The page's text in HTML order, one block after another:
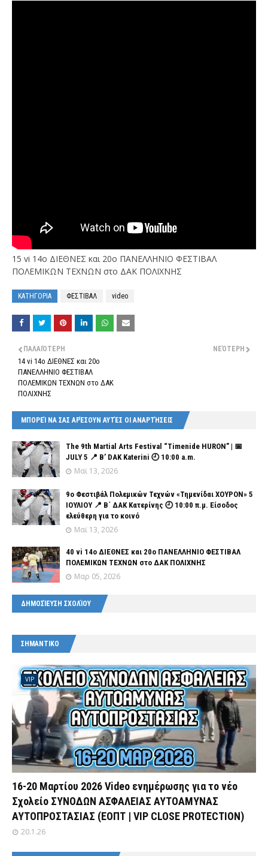
15 vi 14ο ΔΙΕΘΝΕΣ και 20ο ΠΑΝΕΛΛΗΝΙΟ ΦΕΣΤΙΒΑΛ
ΠΟΛΕΜΙΚΩΝ ΤΕΧΝΩΝ στο ΔΑΚ ΠΟΛΙΧΝΗΣ
ΚΑΤΗΓΟΡΙΑ ΦΕΣΤΙΒΑΛ video
ΝΕΌΤΕΡΗ
ΠΑΛΑΙΌΤΕΡΗ
14 vi 14ο ΔΙΕΘΝΕΣ και 20ο
ΠΑΝΕΛΛΗΝΙΟ ΦΕΣΤΙΒΑΛ
ΠΟΛΕΜΙΚΩΝ ΤΕΧΝΩΝ στο ΔΑΚ
ΠΟΛΙΧΝΗΣ
ΜΠΟΡΕΊ ΝΑ ΣΑΣ ΑΡΈΣΟΥΝ ΑΥΤΈΣ ΟΙ ΑΝΑΡΤΉΣΕΙΣ
The 9th Martial Arts Festival “Timenide HURON” | 📅
JULY 5 📍 B’ DAK Katerini 🕘 10:00 a.m.
Μαϊ 13, 2026
9ο Φεστιβάλ Πολεμικών Τεχνών «Τημενίδαι ΧΟΥΡΟΝ» 5
ΙΟΥΛΙΟΥ 📍 Β΄ ΔΑΚ Κατερίνης 🕘 10:00 π.μ. Είσοδος
ελεύθερη για το κοινό
Μαϊ 13, 2026
40 vi 14ο ΔΙΕΘΝΕΣ και 20ο ΠΑΝΕΛΛΗΝΙΟ ΦΕΣΤΙΒΑΛ
ΠΟΛΕΜΙΚΩΝ ΤΕΧΝΩΝ στο ΔΑΚ ΠΟΛΙΧΝΗΣ
Μαρ 05, 2026
ΔΗΜΟΣΊΕΥΣΗ ΣΧΟΛΊΟΥ
ΣΗΜΑΝΤΙΚΟ
VIP
16-20 Μαρτίου 2026 Video ενημέρωσης για το νέο
Σχολείο ΣΥΝΟΔΩΝ ΑΣΦΑΛΕΙΑΣ ΑΥΤΟΑΜΥΝΑΣ
ΑΥΤΟΠΡΟΣΤΑΣΙΑΣ (ΕΟΠΤ | VIP CLOSE PROTECTION)
20.1.26